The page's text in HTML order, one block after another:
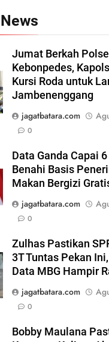
Jumat Berkah
Kebonpedes,
Kursi Roda untuk
Jambenenggang
jagatbatara.com
0
Data Ganda Capai
Benahi Basis
Makan Bergizi
jagatbatara.com
0
Zulhas Pastikan
3T Tuntas Pekan
Data MBG Hampir
jagatbatara.com
0
Bobby Maulana